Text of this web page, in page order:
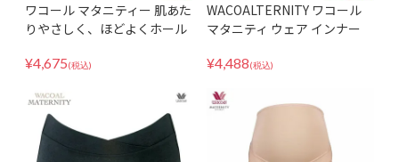
ワコール マタニティー 肌あた
りやさしく、ほどよくホール
ラ 産後 MBR759
¥4,675(税込)
WACOALTERNITY ワコール
マタニティ ウェア インナー
イプ（おなかサポート・検診
¥4,488(税込)